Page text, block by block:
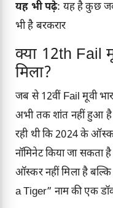
यह भी पढ़े: यह है कुछ
भी है बरकरार
क्या 12th Fail
मिला?
जब से 12वीं Fail मूवी
अभी तक शांत नहीं हुआ है
रही थी कि 2024 के
नॉमिनेट किया जा सकता
ऑस्कर नहीं मिला है
a Tiger” नाम की एक